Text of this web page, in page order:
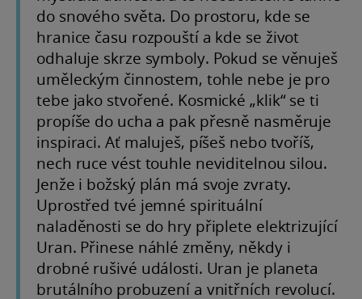
do snového světa. Do prostoru, kde se
hranice času rozpouští a kde se život
odhaluje skrze symboly. Pokud se věnuješ
uměleckým činnostem, tohle nebe je pro
tebe jako stvořené. Kosmické „klik“ se ti
propíše do ucha a pak přesně nasměruje
inspiraci. Ať maluješ, píšeš nebo tvoříš,
nech ruce vést touhle neviditelnou silou.
Jenže i božský plán má svoje zvraty.
Uprostřed tvé jemné spirituální
naladěnosti se do hry připlete elektrizující
Uran. Přinese náhlé změny, někdy i
drobné rušivé události. Uran je planeta
brutálního probuzení a vnitřních revolucí.